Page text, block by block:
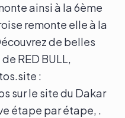
ainsi à la 6ème
remonte elle à la
de belles
RED BULL,
:
sur le site du Dakar
étape par étape, .